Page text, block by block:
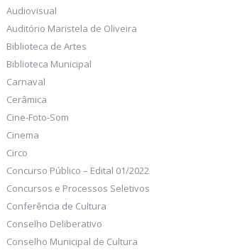
Audiovisual
Auditório Maristela de Oliveira
Biblioteca de Artes
Biblioteca Municipal
Carnaval
Cerâmica
Cine-Foto-Som
Cinema
Circo
Concurso Público – Edital 01/2022
Concursos e Processos Seletivos
Conferência de Cultura
Conselho Deliberativo
Conselho Municipal de Cultura